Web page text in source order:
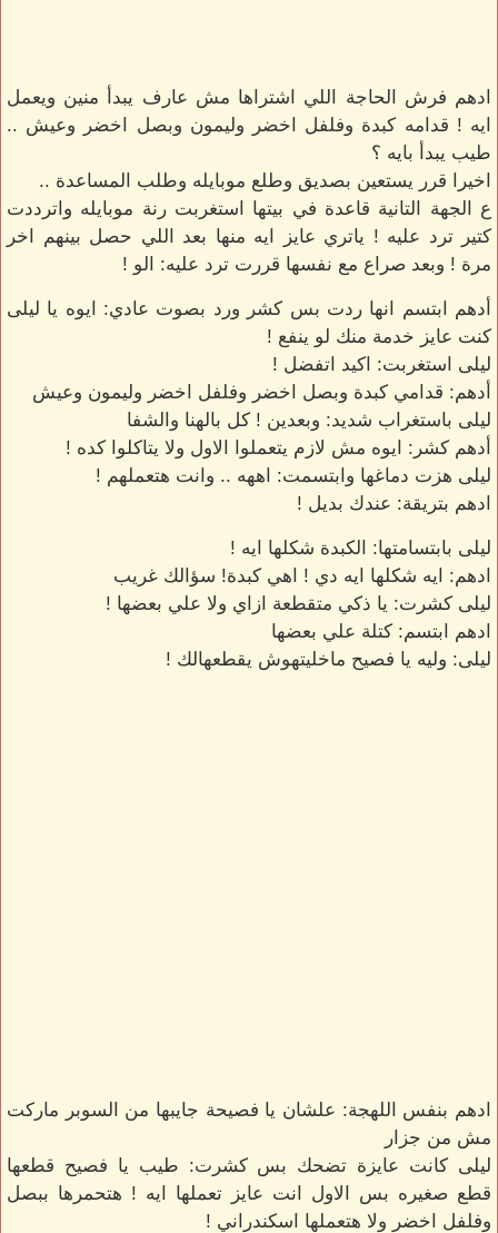
ادهم فرش الحاجة اللي اشتراها مش عارف يبدأ منين ويعمل
ايه ! قدامه كبدة وفلفل اخضر وليمون وبصل اخضر وعيش ..
طيب يبدأ بايه ؟
اخيرا قرر يستعين بصديق وطلع موبايله وطلب المساعدة ..
ع الجهة التانية قاعدة في بيتها استغربت رنة موبايله واترددت
كتير ترد عليه ! ياتري عايز ايه منها بعد اللي حصل بينهم اخر
مرة ! وبعد صراع مع نفسها قررت ترد عليه: الو !
أدهم ابتسم انها ردت بس كشر ورد بصوت عادي: ايوه يا ليلى
كنت عايز خدمة منك لو ينفع !
ليلى استغربت: اكيد اتفضل !
أدهم: قدامي كبدة وبصل اخضر وفلفل اخضر وليمون وعيش
ليلى باستغراب شديد: وبعدين ! كل بالهنا والشفا
أدهم كشر: ايوه مش لازم يتعملوا الاول ولا يتاكلوا كده !
ليلى هزت دماغها وابتسمت: اههه .. وانت هتعملهم !
ادهم بتريقة: عندك بديل !
ليلى بابتسامتها: الكبدة شكلها ايه !
ادهم: ايه شكلها ايه دي ! اهي كبدة! سؤالك غريب
ليلى كشرت: يا ذكي متقطعة ازاي ولا علي بعضها !
ادهم ابتسم: كتلة علي بعضها
ليلى: وليه يا فصيح ماخليتهوش يقطعهالك !
ادهم بنفس اللهجة: علشان يا فصيحة جايبها من السوبر ماركت
مش من جزار
ليلى كانت عايزة تضحك بس كشرت: طيب يا فصيح قطعها
قطع صغيره بس الاول انت عايز تعملها ايه ! هتحمرها ببصل
وفلفل اخضر ولا هتعملها اسكندراني !